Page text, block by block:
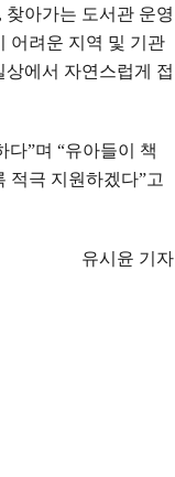
, 찾아가는 도서관 운영
어려운 지역 및 기관
상에서 자연스럽게 접
다”며 “유아들이 책
적극 지원하겠다”고
유시윤 기자